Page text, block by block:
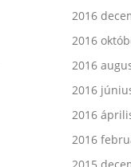
2016
2016
2016
2016
2016
2016